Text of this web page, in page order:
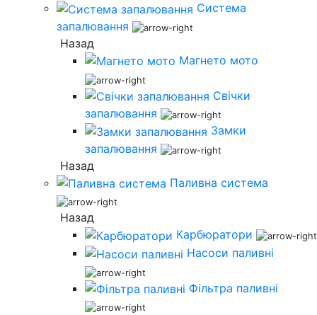
Система
запалювання
Назад
Магнето мото
Свічки
запалювання
Замки
запалювання
Назад
Паливна система
Назад
Карбюратори
Насоси паливні
Фільтра паливні